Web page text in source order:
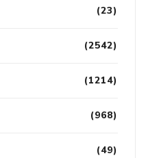
(23)
(2542)
(1214)
(968)
(49)